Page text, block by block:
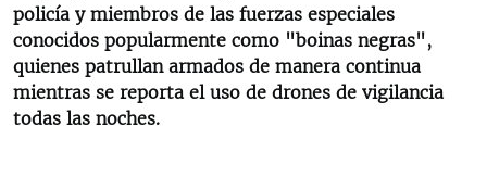
policía y miembros de las fuerzas especiales
conocidos popularmente como "boinas negras",
quienes patrullan armados de manera continua
mientras se reporta el uso de drones de vigilancia
todas las noches.